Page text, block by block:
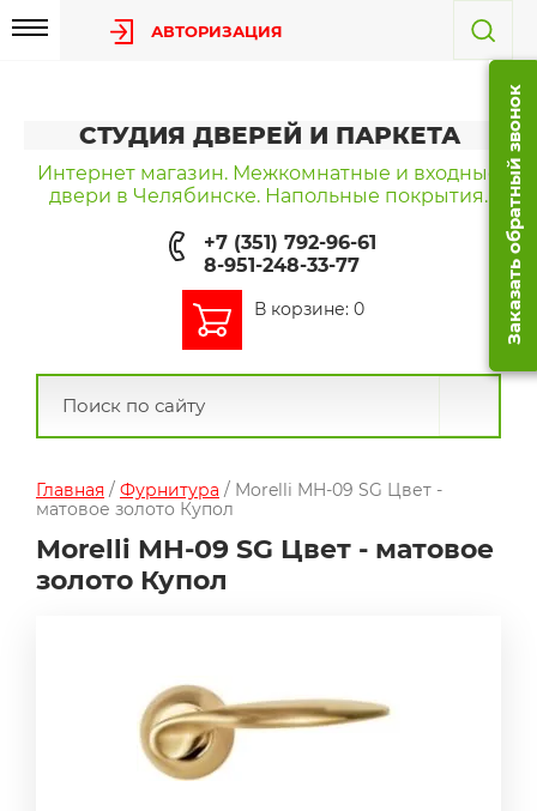
Заказать обратный звонок
АВТОРИЗАЦИЯ
СТУДИЯ ДВЕРЕЙ И ПАРКЕТА
Интернет магазин. Межкомнатные и входные
двери в Челябинске. Напольные покрытия.
+7 (351) 792-96-61
8-951-248-33-77
В корзине: 0
Главная / Фурнитура / Morelli MH-09 SG Цвет -
матовое золото Купол
Morelli MH-09 SG Цвет - матовое
золото Купол